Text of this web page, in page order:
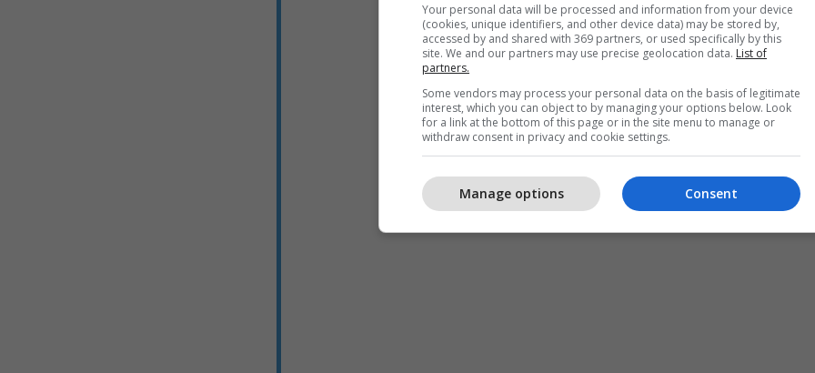
Your personal data will be processed and information from your device
(cookies, unique identifiers, and other device data) may be stored by,
accessed by and shared with 369 partners, or used specifically by this
site. We and our partners may use precise geolocation data. List of
partners.
Some vendors may process your personal data on the basis of legitimate
interest, which you can object to by managing your options below. Look
for a link at the bottom of this page or in the site menu to manage or
withdraw consent in privacy and cookie settings.
Consent
Manage options